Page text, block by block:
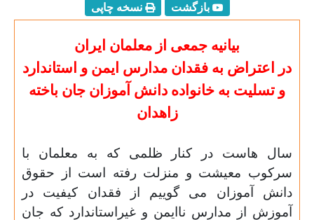
بازگشت نسخه چاپی
بیانیه جمعی از معلمان ایران
در اعتراض به فقدان مدارس ایمن و استاندارد
و تسلیت به خانواده دانش آموزان جان باخته
زاهدان
سال هاست در کنار ظلمی که به معلمان با
سرکوب معیشت و منزلت رفته است از حقوق
دانش آموزان می گوییم از فقدان کیفیت در
آموزش از مدارس ناایمن و غیراستاندارد که جان